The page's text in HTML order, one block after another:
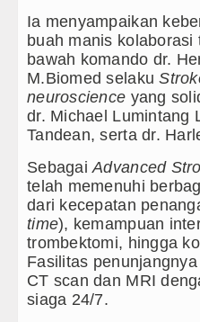
Ia menyampaikan
buah manis
bawah komando dr.
M.Biomed selaku
neuroscience yang
dr. Michael Lumintang
Tandean, serta dr.
SebagaiAdvanced
telah memenuhi
dari kecepatan
time), kemampuan
trombektomi, hingga
Fasilitas
CT scan dan MRI
siaga 24/7.